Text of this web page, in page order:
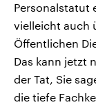
Personalstatut
vielleicht auch
Öffentlichen
Das kann jetzt
der Tat, Sie
die tiefe